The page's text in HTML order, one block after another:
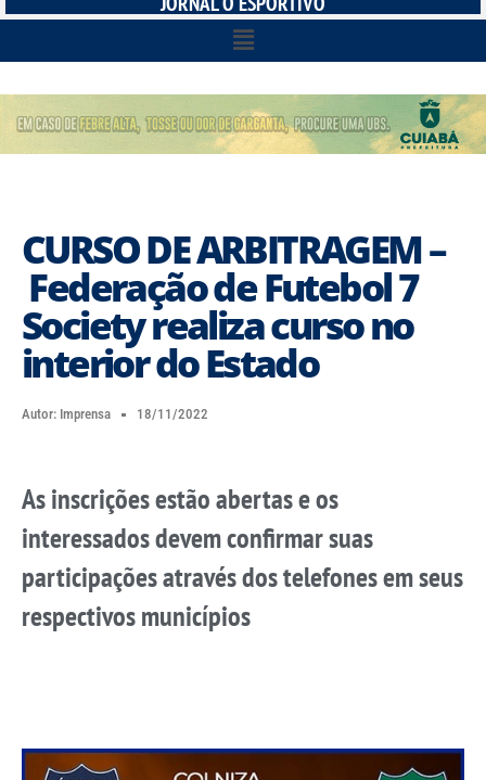
CURSO DE ARBITRAGEM –
Federação de Futebol 7
Society realiza curso no
interior do Estado
Autor: Imprensa 18/11/2022
As inscrições estão abertas e os
interessados devem confirmar suas
participações através dos telefones em seus
respectivos municípios